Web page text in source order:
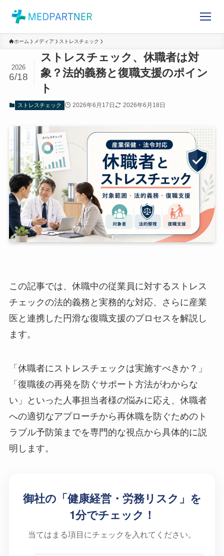
ホーム メディア ストレスチェック
ストレスチェック、休職者は対
象？法的義務と復職支援のポイ
ント
2026
6/18
ストレスチェック 2026年6月17日 2026年6月18日
この記事では、休職中の従業員に対するストレス
チェックの法的義務と実務的な対応、さらに産業
医と連携した円滑な復職支援のプロセスを解説し
ます。
「休職者にストレスチェックは実施すべきか？」
「復職後の再発を防ぐサポート方法がわからな
い」といった人事担当者様の悩みに応え、休職者
への適切なアプローチから再休職を防ぐためのト
ラブル予防策までを専門的な視点から具体的に説
明します。
御社の「健康経営・労務リスク」を
1分でチェック！
当てはまる項目にチェックを入れてください。